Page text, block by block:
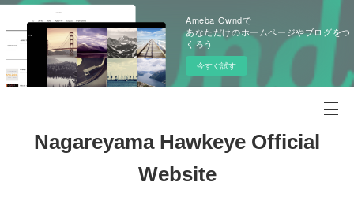
Ameba Owndで
あなただけのホームページやブログをつ
くろう
今すぐ試す
Nagareyama Hawkeye Official
Website